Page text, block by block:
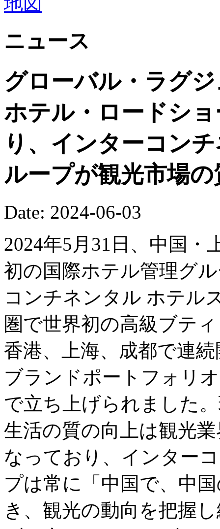
ニュース
グローバル・ラグ
ホテル・ロードシ
り、インターコン
ループが観光市場
Date: 2024-06-03
2024年5月31日、中国・
初の国際ホテル管理グ
コンチネンタル ホテル
圏で世界初の高級ブテ
香港、上海、成都で連
ブランドポートフォリ
で立ち上げられました
生活の質の向上は観光
なっており、インター
プは常に「中国で、中
き、観光の動向を把握